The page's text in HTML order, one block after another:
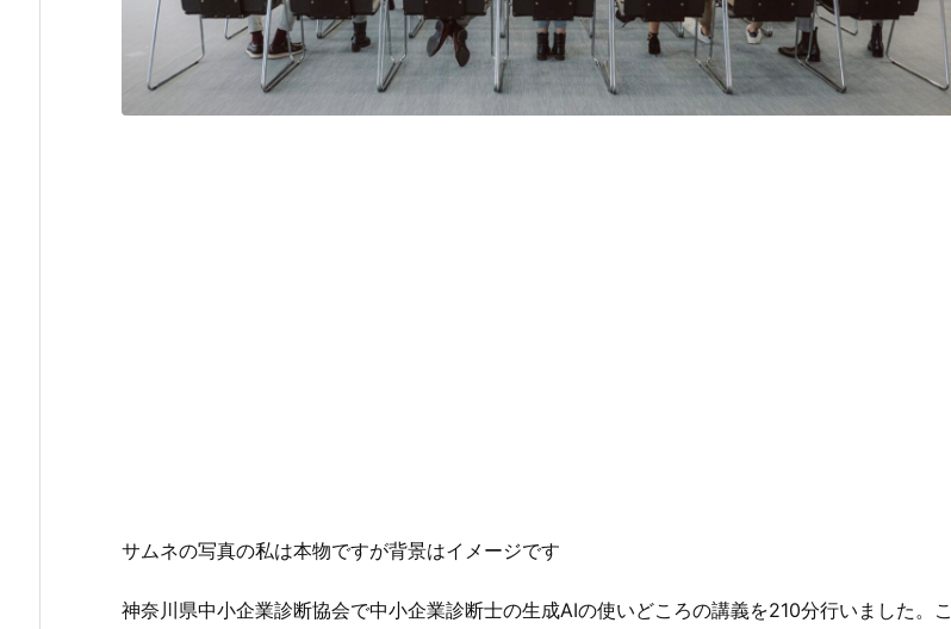
サムネの写真の私は本物ですが背景はイメージです
神奈川県中小企業診断協会で中小企業診断士の生成AIの使いどころの講義を210分行いました。こ